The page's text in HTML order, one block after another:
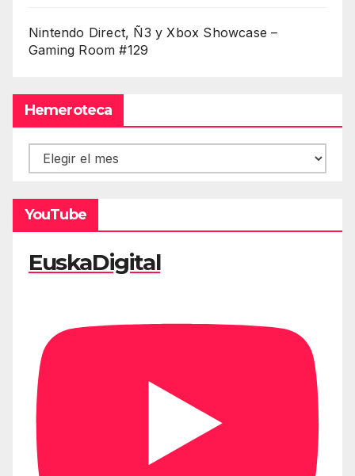
Nintendo Direct, Ñ3 y Xbox Showcase –
Gaming Room #129
Hemeroteca
Hemeroteca
YouTube
EuskaDigital